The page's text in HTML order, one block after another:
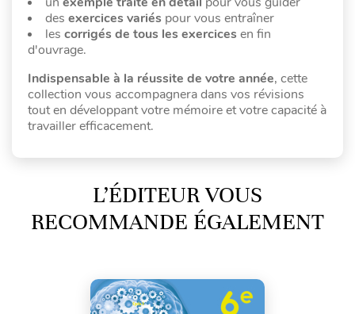
des exercices variés pour vous entraîner
les corrigés de tous les exercices en fin
d'ouvrage.
Indispensable à la réussite de votre année, cette
collection vous accompagnera dans vos révisions
tout en développant votre mémoire et votre capacité à
travailler efficacement.
L’ÉDITEUR VOUS
RECOMMANDE ÉGALEMENT